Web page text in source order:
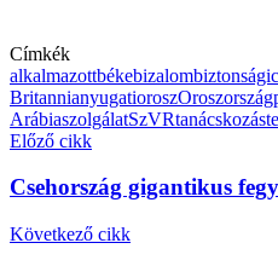
Címkék
alkalmazottbékebizalombiztonsági
BritannianyugatioroszOroszország
ArábiaszolgálatSzVRtanácskozás
Előző cikk
Csehország gigantikus
Következő cikk